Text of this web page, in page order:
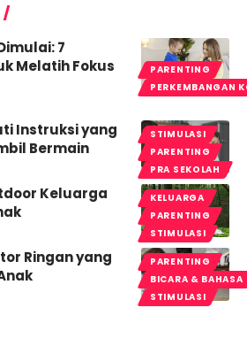
PARENTING
PERKEMBANGAN
7
Melatih Fokus
STIMULASI
PARENTING
PRA SEKOLAH
Instruksi yang
Bermain
KELUARGA
PARENTING
STIMULASI
Keluarga
PARENTING
BICARA & BAHASA
STIMULASI
Ringan yang